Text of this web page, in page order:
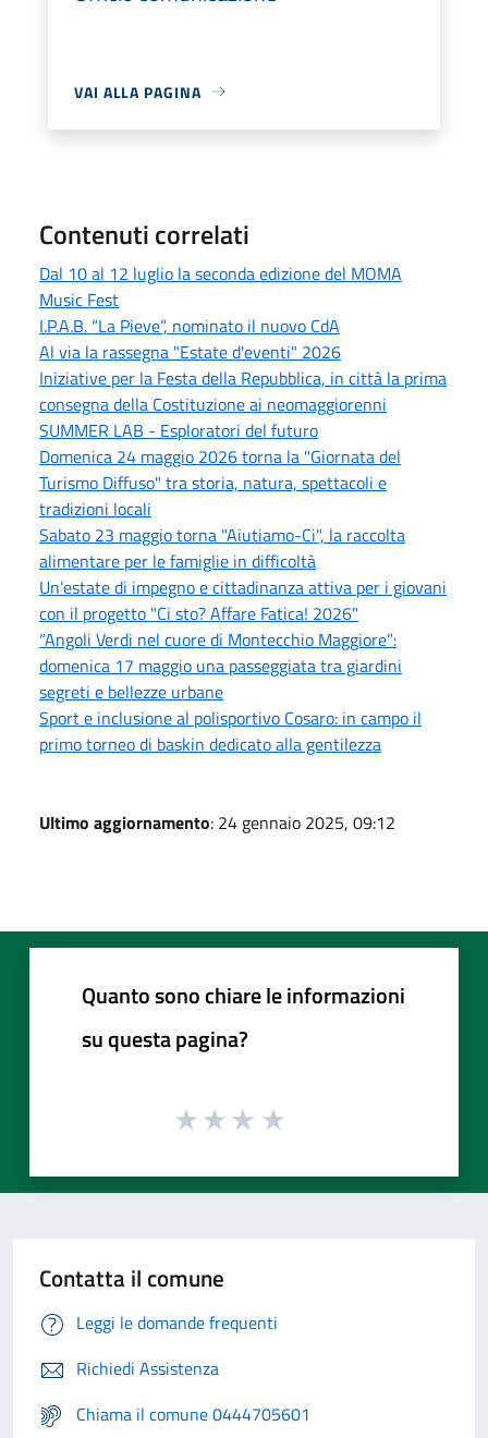
VAI ALLA PAGINA
Contenuti correlati
Dal 10 al 12 luglio la seconda edizione del MOMA
Music Fest
I.P.A.B. “La Pieve”, nominato il nuovo CdA
Al via la rassegna "Estate d'eventi" 2026
Iniziative per la Festa della Repubblica, in città la prima
consegna della Costituzione ai neomaggiorenni
SUMMER LAB - Esploratori del futuro
Domenica 24 maggio 2026 torna la "Giornata del
Turismo Diffuso" tra storia, natura, spettacoli e
tradizioni locali
Sabato 23 maggio torna "Aiutiamo-Ci", la raccolta
alimentare per le famiglie in difficoltà
Un’estate di impegno e cittadinanza attiva per i giovani
con il progetto "Ci sto? Affare Fatica! 2026"
“Angoli Verdi nel cuore di Montecchio Maggiore”:
domenica 17 maggio una passeggiata tra giardini
segreti e bellezze urbane
Sport e inclusione al polisportivo Cosaro: in campo il
primo torneo di baskin dedicato alla gentilezza
Ultimo aggiornamento: 24 gennaio 2025, 09:12
Quanto sono chiare le informazioni
su questa pagina?
Contatta il comune
Leggi le domande frequenti
Richiedi Assistenza
Chiama il comune 0444705601